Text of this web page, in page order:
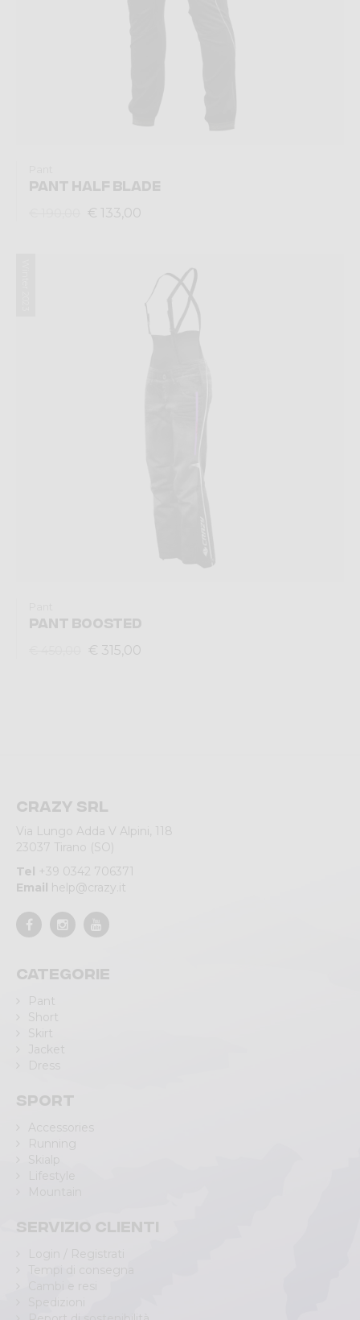
PANT HALF BLADE
€ 133,00
PANT BOOSTED
€ 315,00
Crazy srl
Via Lungo Adda V Alpini, 118
23037 Tirano (SO)
Tel +39 0342 706371
Email help@crazy.it
Categorie
Pant
Short
Skirt
Jacket
Dress
Sport
Accessories
Running
Skialp
Servizio clienti